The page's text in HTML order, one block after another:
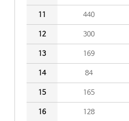
11 440
12 300
13 169
14 84
15 165
16 128